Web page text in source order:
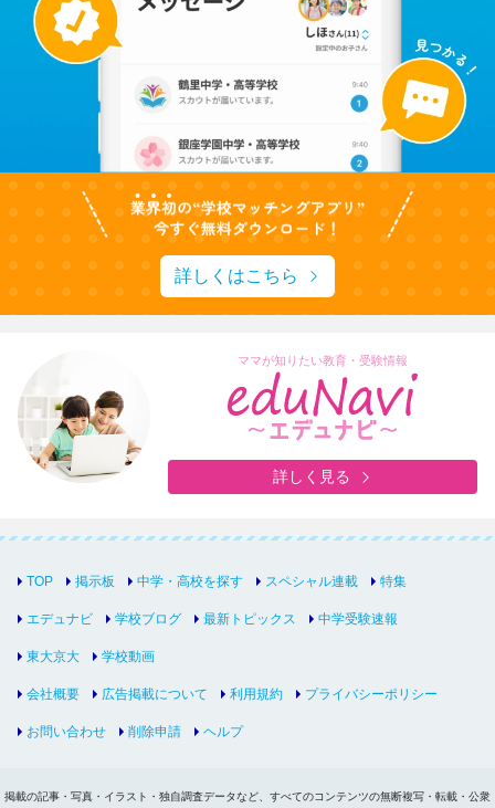
詳しくはこちら
ママが知りたい教育・受験情報
詳しく見る
TOP 掲示板 中学・高校を探す スペシャル連載 特集
エデュナビ 学校ブログ 最新トピックス 中学受験速報
東大京大 学校動画
会社概要 広告掲載について 利用規約 プライバシーポリシー
お問い合わせ 削除申請 ヘルプ
掲載の記事・写真・イラスト・独自調査データなど、すべてのコンテンツの無断複写・転載・公衆